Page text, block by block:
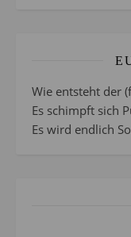
Wie entsteht der
Es schimpft sich
Es wird endlich